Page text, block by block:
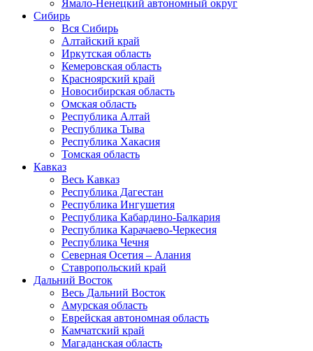
Ямало-Ненецкий автономный округ
Сибирь
Вся Сибирь
Алтайский край
Иркутская область
Кемеровская область
Красноярский край
Новосибирская область
Омская область
Республика Алтай
Республика Тыва
Республика Хакасия
Томская область
Кавказ
Весь Кавказ
Республика Дагестан
Республика Ингушетия
Республика Кабардино-Балкария
Республика Карачаево-Черкесия
Республика Чечня
Северная Осетия – Алания
Ставропольский край
Дальний Восток
Весь Дальний Восток
Амурская область
Еврейская автономная область
Камчатский край
Магаданская область